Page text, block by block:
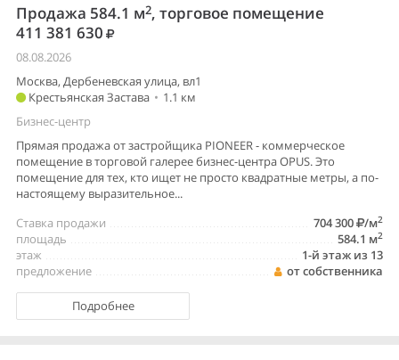
Продажа 584.1 м2, торговое помещение
411 381 630
08.08.2026
Москва, Дербеневская улица, вл1
Крестьянская Застава • 1.1 км
Бизнес-центр
Прямая продажа от застройщика PIONEER - коммерческое
помещение в торговой галерее бизнес-центра OPUS. Это
помещение для тех, кто ищет не просто квадратные метры, а по-
настоящему выразительное...
704 300
/м2
Ставка продажи
584.1 м2
площадь
1-й этаж из 13
этаж
от собственника
предложение
Подробнее